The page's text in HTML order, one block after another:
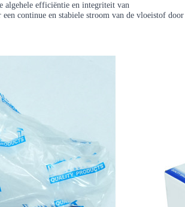
algehele efficiëntie en integriteit van
continue en stabiele stroom van de vloeistof door